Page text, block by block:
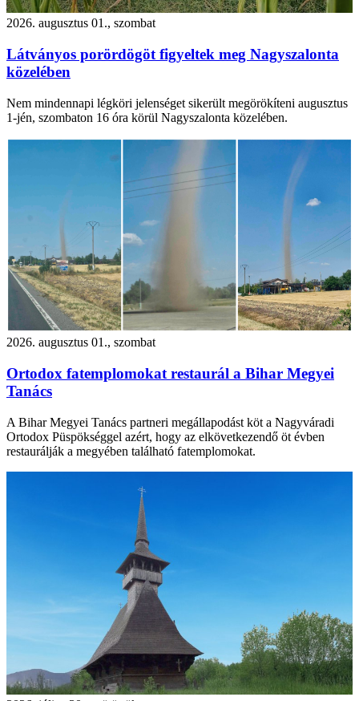
2026. augusztus 01., szombat
Látványos porördögöt figyeltek meg Nagyszalonta
közelében
Nem mindennapi légköri jelenséget sikerült megörökíteni augusztus
1-jén, szombaton 16 óra körül Nagyszalonta közelében.
2026. augusztus 01., szombat
Ortodox fatemplomokat restaurál a Bihar Megyei
Tanács
A Bihar Megyei Tanács partneri megállapodást köt a Nagyváradi
Ortodox Püspökséggel azért, hogy az elkövetkezendő öt évben
restaurálják a megyében található fatemplomokat.